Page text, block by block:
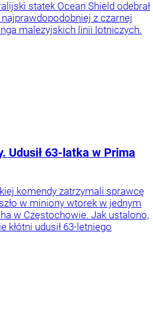
statek Ocean Shield odebrał
najprawdopodobniej z czarnej
malezyjskich linii lotniczych.
Udusił 63-latka w Prima
komendy zatrzymali sprawcę
w miniony wtorek w jednym
w Częstochowie. Jak ustalono,
kłótni udusił 63-letniego